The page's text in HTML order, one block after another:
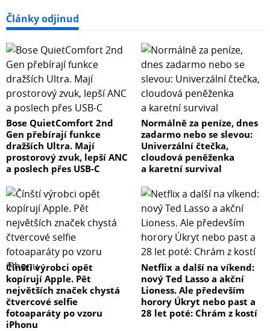
Články odjinud
Bose QuietComfort 2nd
Gen přebírají funkce
dražších Ultra. Mají
prostorový zvuk, lepší ANC
a poslech přes USB-C
Normálně za peníze, dnes
zadarmo nebo se slevou:
Univerzální čtečka,
cloudová peněženka
a karetní survival
Čínští výrobci opět
kopírují Apple. Pět
největších značek chystá
čtvercové selfie
fotoaparáty po vzoru
iPhonu
Netflix a další na víkend:
nový Ted Lasso a akční
Lioness. Ale především
horory Úkryt nebo past a
28 let poté: Chrám z kostí